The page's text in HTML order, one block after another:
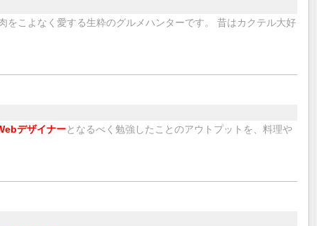
をこよなく愛する生粋のグルメハンターです。 昔はカクテル大好
デザイナーとなるべく勉強したことのアウトプットを、料理や